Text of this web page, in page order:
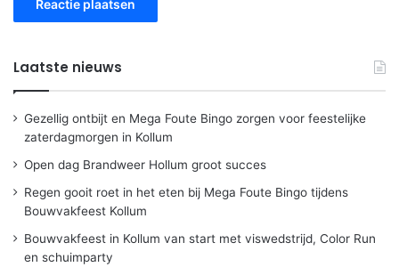
Laatste nieuws
Gezellig ontbijt en Mega Foute Bingo zorgen voor feestelijke
zaterdagmorgen in Kollum
Open dag Brandweer Hollum groot succes
Regen gooit roet in het eten bij Mega Foute Bingo tijdens
Bouwvakfeest Kollum
Bouwvakfeest in Kollum van start met viswedstrijd, Color Run
en schuimparty